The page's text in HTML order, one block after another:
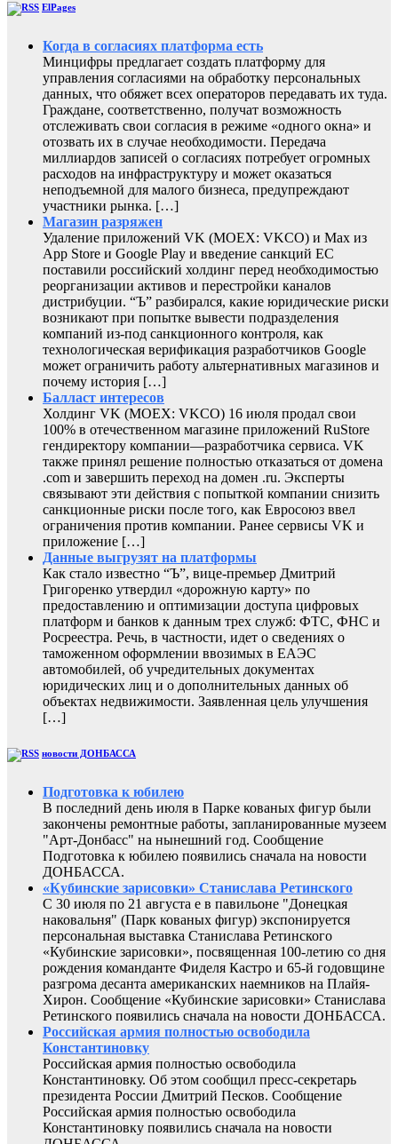
ElPages
Когда в согласиях платформа есть
Минцифры предлагает создать платформу для
управления согласиями на обработку персональных
данных, что обяжет всех операторов передавать их туда.
Граждане, соответственно, получат возможность
отслеживать свои согласия в режиме «одного окна» и
отозвать их в случае необходимости. Передача
миллиардов записей о согласиях потребует огромных
расходов на инфраструктуру и может оказаться
неподъемной для малого бизнеса, предупреждают
участники рынка. […]
Магазин разряжен
Удаление приложений VK (MOEX: VKCO) и Max из
App Store и Google Play и введение санкций ЕС
поставили российский холдинг перед необходимостью
реорганизации активов и перестройки каналов
дистрибуции. “Ъ” разбирался, какие юридические риски
возникают при попытке вывести подразделения
компаний из-под санкционного контроля, как
технологическая верификация разработчиков Google
может ограничить работу альтернативных магазинов и
почему история […]
Балласт интересов
Холдинг VK (MOEX: VKCO) 16 июля продал свои
100% в отечественном магазине приложений RuStore
гендиректору компании—разработчика сервиса. VK
также принял решение полностью отказаться от домена
.com и завершить переход на домен .ru. Эксперты
связывают эти действия с попыткой компании снизить
санкционные риски после того, как Евросоюз ввел
ограничения против компании. Ранее сервисы VK и
приложение […]
Данные выгрузят на платформы
Как стало известно “Ъ”, вице-премьер Дмитрий
Григоренко утвердил «дорожную карту» по
предоставлению и оптимизации доступа цифровых
платформ и банков к данным трех служб: ФТС, ФНС и
Росреестра. Речь, в частности, идет о сведениях о
таможенном оформлении ввозимых в ЕАЭС
автомобилей, об учредительных документах
юридических лиц и о дополнительных данных об
объектах недвижимости. Заявленная цель улучшения
[…]
новости ДОНБАССА
Подготовка к юбилею
В последний день июля в Парке кованых фигур были
закончены ремонтные работы, запланированные музеем
"Арт-Донбасс" на нынешний год. Сообщение
Подготовка к юбилею появились сначала на новости
ДОНБАССА.
«Кубинские зарисовки» Станислава Ретинского
С 30 июля по 21 августа е в павильоне "Донецкая
наковальня" (Парк кованых фигур) экспонируется
персональная выставка Станислава Ретинского
«Кубинские зарисовки», посвященная 100-летию со дня
рождения команданте Фиделя Кастро и 65-й годовщине
разгрома десанта американских наемников на Плайя-
Хирон. Сообщение «Кубинские зарисовки» Станислава
Ретинского появились сначала на новости ДОНБАССА.
Российская армия полностью освободила
Константиновку
Российская армия полностью освободила
Константиновку. Об этом сообщил пресс-секретарь
президента России Дмитрий Песков. Сообщение
Российская армия полностью освободила
Константиновку появились сначала на новости